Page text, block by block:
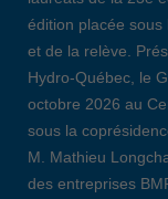
édition placée
et de la relève.
Hydro-Québec, le
octobre 2026 au
sous la
M. Mathieu
des entreprises